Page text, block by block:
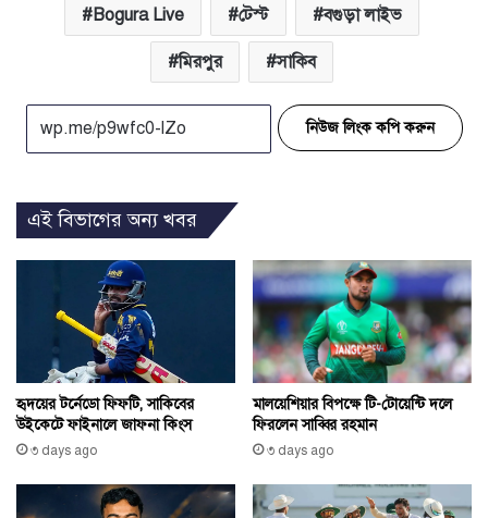
Bogura Live টেস্ট বগুড়া লাইভ
মিরপুর সাকিব
নিউজ লিংক কপি করুন
এই বিভাগের অন্য খবর
হৃদয়ের টর্নেডো ফিফটি, সাকিবের
উইকেটে ফাইনালে জাফনা কিংস
৩ days ago
মালয়েশিয়ার বিপক্ষে টি-টোয়েন্টি দলে
ফিরলেন সাব্বির রহমান
৩ days ago